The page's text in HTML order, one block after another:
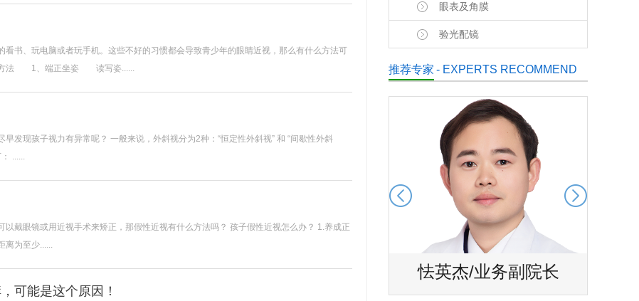
书、玩电脑或者玩手机。这些不好的习惯都会导致青少年的眼睛近视，那么有什么方法可
方法 1、端正坐姿 读写姿......
发现孩子视力有异常呢？ 一般来说，外斜视分为2种：“恒定性外斜视” 和 “间歇性外斜
......
戴眼镜或用近视手术来矫正，那假性近视有什么方法吗？ 孩子假性近视怎么办？ 1.养成正
离为至少......
可能是这个原因！
眼表及角膜
验光配镜
推荐专家 - EXPERTS RECOMMEND
张全海/主治医师 王友珍/业务院长 怯英杰/业务副院长